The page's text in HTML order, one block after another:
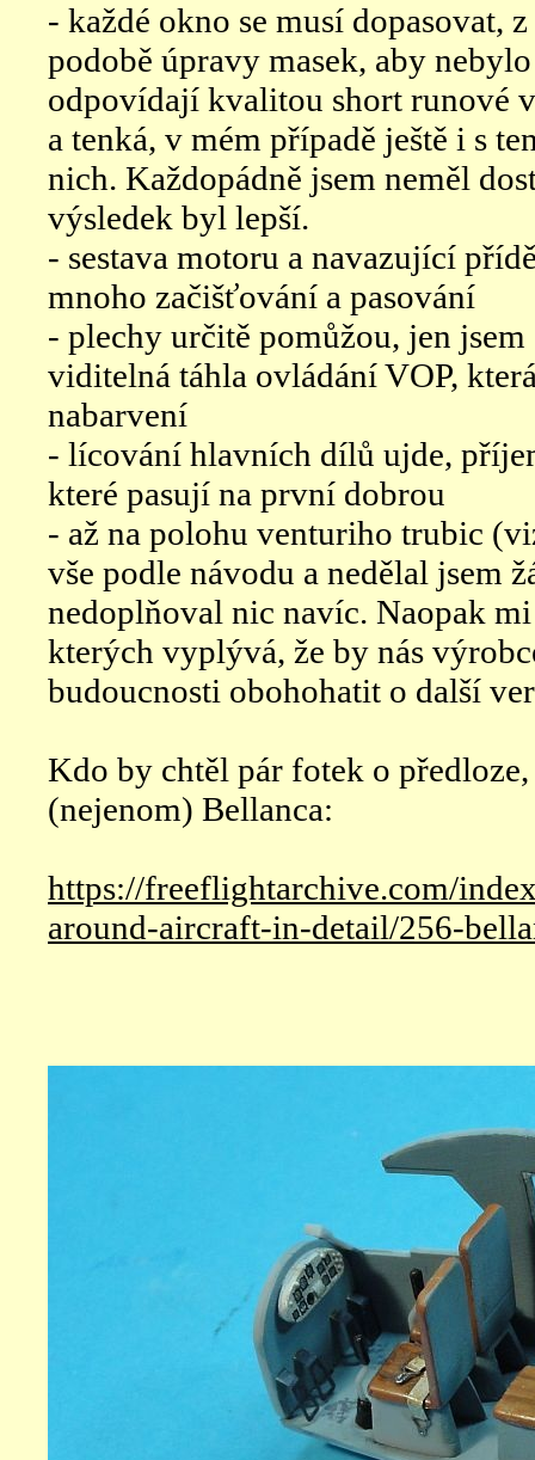
- každé okno se musí dopasovat,
podobě úpravy masek, aby
odpovídají kvalitou short runové
a tenká, v mém případě ještě i s
nich. Každopádně jsem neměl
výsledek byl lepší.
- sestava motoru a navazující
mnoho začišťování a pasování
- plechy určitě pomůžou, jen
viditelná táhla ovládání VOP,
nabarvení
- lícování hlavních dílů ujde,
které pasují na první dobrou
- až na polohu venturiho trubic
vše podle návodu a nedělal jsem
nedoplňoval nic navíc. Naopak
kterých vyplývá, že by nás
budoucnosti obohohatit o další
Kdo by chtěl pár fotek o
(nejenom) Bellanca:
https://freeflightarchive.com/
around-aircraft-in-detail/256-